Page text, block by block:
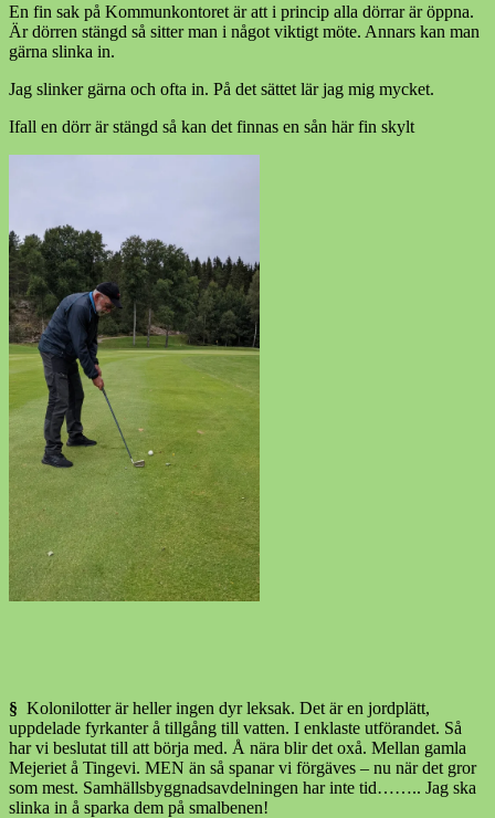
En fin sak på Kommunkontoret är att i princip alla dörrar är öppna.
Är dörren stängd så sitter man i något viktigt möte. Annars kan man
gärna slinka in.
Jag slinker gärna och ofta in. På det sättet lär jag mig mycket.
Ifall en dörr är stängd så kan det finnas en sån här fin skylt
§ Kolonilotter är heller ingen dyr leksak. Det är en jordplätt,
uppdelade fyrkanter å tillgång till vatten. I enklaste utförandet. Så
har vi beslutat till att börja med. Å nära blir det oxå. Mellan gamla
Mejeriet å Tingevi. MEN än så spanar vi förgäves – nu när det gror
som mest. Samhällsbyggnadsavdelningen har inte tid…….. Jag ska
slinka in å sparka dem på smalbenen!